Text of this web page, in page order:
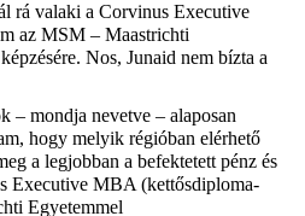
rá valaki a Corvinus Executive
az MSM – Maastrichti
képzésére. Nos, Junaid nem bízta a
– mondja nevetve – alaposan
hogy melyik régióban elérhető
a legjobban a befektetett pénz és
Executive MBA (kettősdiploma-
Egyetemmel